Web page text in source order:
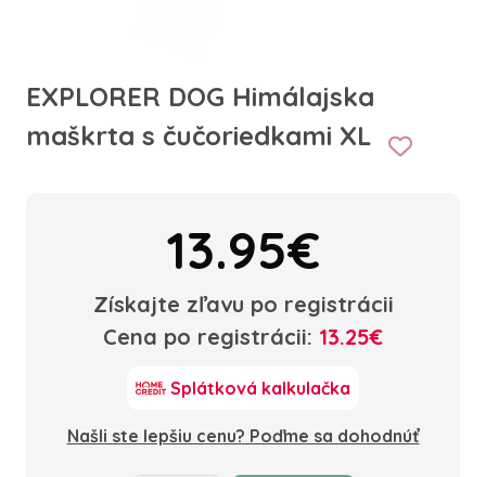
EXPLORER DOG Himálajska
maškrta s čučoriedkami XL
13.95€
Získajte zľavu po registrácii
Cena po registrácii: 13.25€
Splátková kalkulačka
Našli ste lepšiu cenu? Poďme sa dohodnúť